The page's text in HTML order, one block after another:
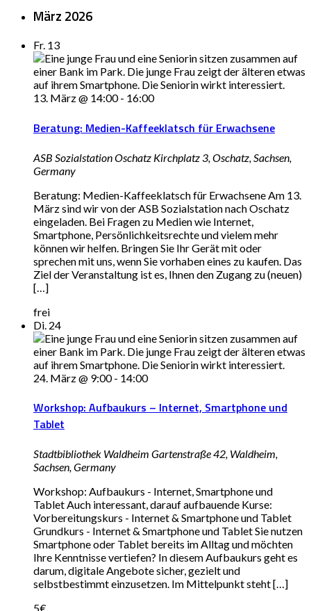
März 2026
Fr. 13
13. März @ 14:00- 16:00
Beratung: Medien-Kaffeeklatsch für Erwachsene
ASB Sozialstation Oschatz Kirchplatz 3, Oschatz, Sachsen,
Germany
Beratung: Medien-Kaffeeklatsch für Erwachsene Am 13.
März sind wir von der ASB Sozialstation nach Oschatz
eingeladen. Bei Fragen zu Medien wie Internet,
Smartphone, Persönlichkeitsrechte und vielem mehr
können wir helfen. Bringen Sie Ihr Gerät mit oder
sprechen mit uns, wenn Sie vorhaben eines zu kaufen. Das
Ziel der Veranstaltung ist es, Ihnen den Zugang zu (neuen)
[…]
frei
Di. 24
24. März @ 9:00- 14:00
Workshop: Aufbaukurs – Internet, Smartphone und
Tablet
Stadtbibliothek Waldheim Gartenstraße 42, Waldheim,
Sachsen, Germany
Workshop: Aufbaukurs - Internet, Smartphone und
Tablet Auch interessant, darauf aufbauende Kurse:
Vorbereitungskurs - Internet & Smartphone und Tablet
Grundkurs - Internet & Smartphone und Tablet Sie nutzen
Smartphone oder Tablet bereits im Alltag und möchten
Ihre Kenntnisse vertiefen? In diesem Aufbaukurs geht es
darum, digitale Angebote sicher, gezielt und
selbstbestimmt einzusetzen. Im Mittelpunkt steht […]
5€